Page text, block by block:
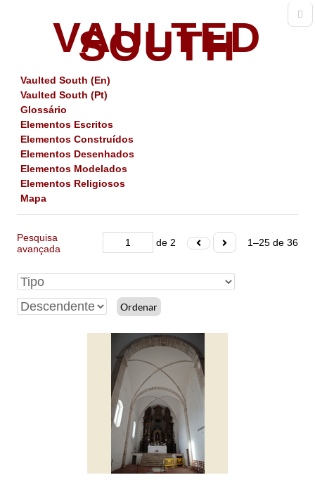
VAULTED
SOUTH
Vaulted South (En)
Vaulted South (Pt)
Glossário
Elementos Escritos
Elementos Construídos
Elementos Desenhados
Elementos Modelados
Elementos Religiosos
Mapa
de 2 1–25 de 36
Pesquisa
avançada
Ordenar